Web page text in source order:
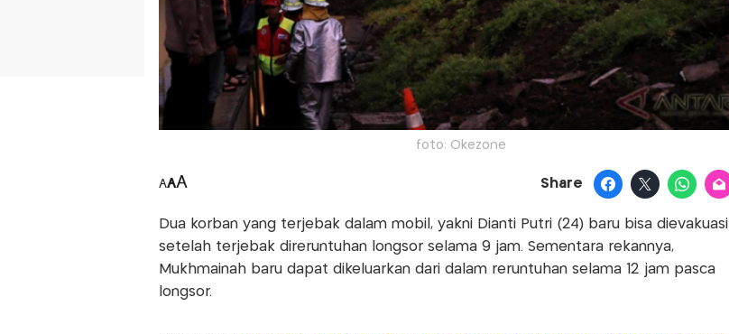
foto: Okezone
AAA Share
Dua korban yang terjebak dalam mobil, yakni Dianti Putri (24) baru bisa dievakuasi
setelah terjebak direruntuhan longsor selama 9 jam. Sementara rekannya,
Mukhmainah baru dapat dikeluarkan dari dalam reruntuhan selama 12 jam pasca
longsor.